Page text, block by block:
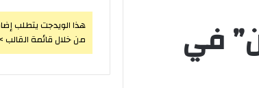
في
هذا الويدجت يتطلب
من خلال قائمة القالب